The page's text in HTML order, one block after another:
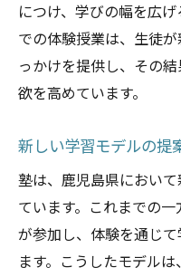
につけ、学びの幅を広
での体験授業は、生徒
っかけを提供し、その
欲を高めています。
新しい学習モデルの提
塾は、鹿児島県におい
ています。これまでの
が参加し、体験を通じ
ます。こうしたモデル